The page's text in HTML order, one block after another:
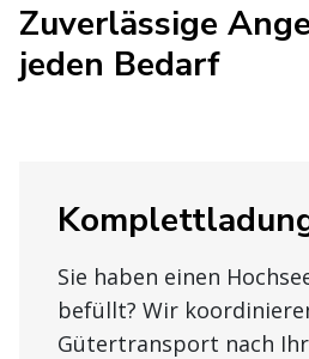
Zuverlässige
jeden Bedarf
Sie haben einen
befüllt? Wir
Gütertransport nach